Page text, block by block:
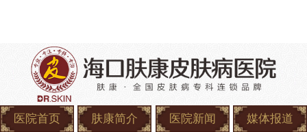
医院首页 肤康简介 医院新闻 媒体报道